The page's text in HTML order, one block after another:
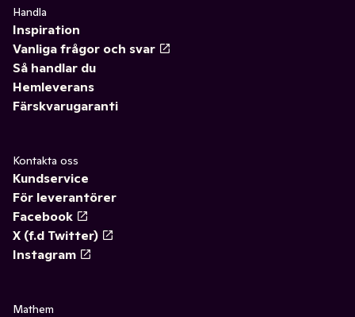
Handla
Inspiration
Vanliga frågor och svar
Så handlar du
Hemleverans
Färskvarugaranti
Kontakta oss
Kundservice
För leverantörer
Facebook
X (f.d Twitter)
Instagram
Mathem